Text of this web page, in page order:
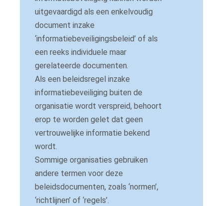
uitgevaardigd als een enkelvoudig
document inzake
‘informatiebeveiligingsbeleid’ of als
een reeks individuele maar
gerelateerde documenten.
Als een beleidsregel inzake
informatiebeveiliging buiten de
organisatie wordt verspreid, behoort
erop te worden gelet dat geen
vertrouwelijke informatie bekend
wordt.
Sommige organisaties gebruiken
andere termen voor deze
beleidsdocumenten, zoals ‘normen’,
‘richtlijnen’ of ‘regels’.